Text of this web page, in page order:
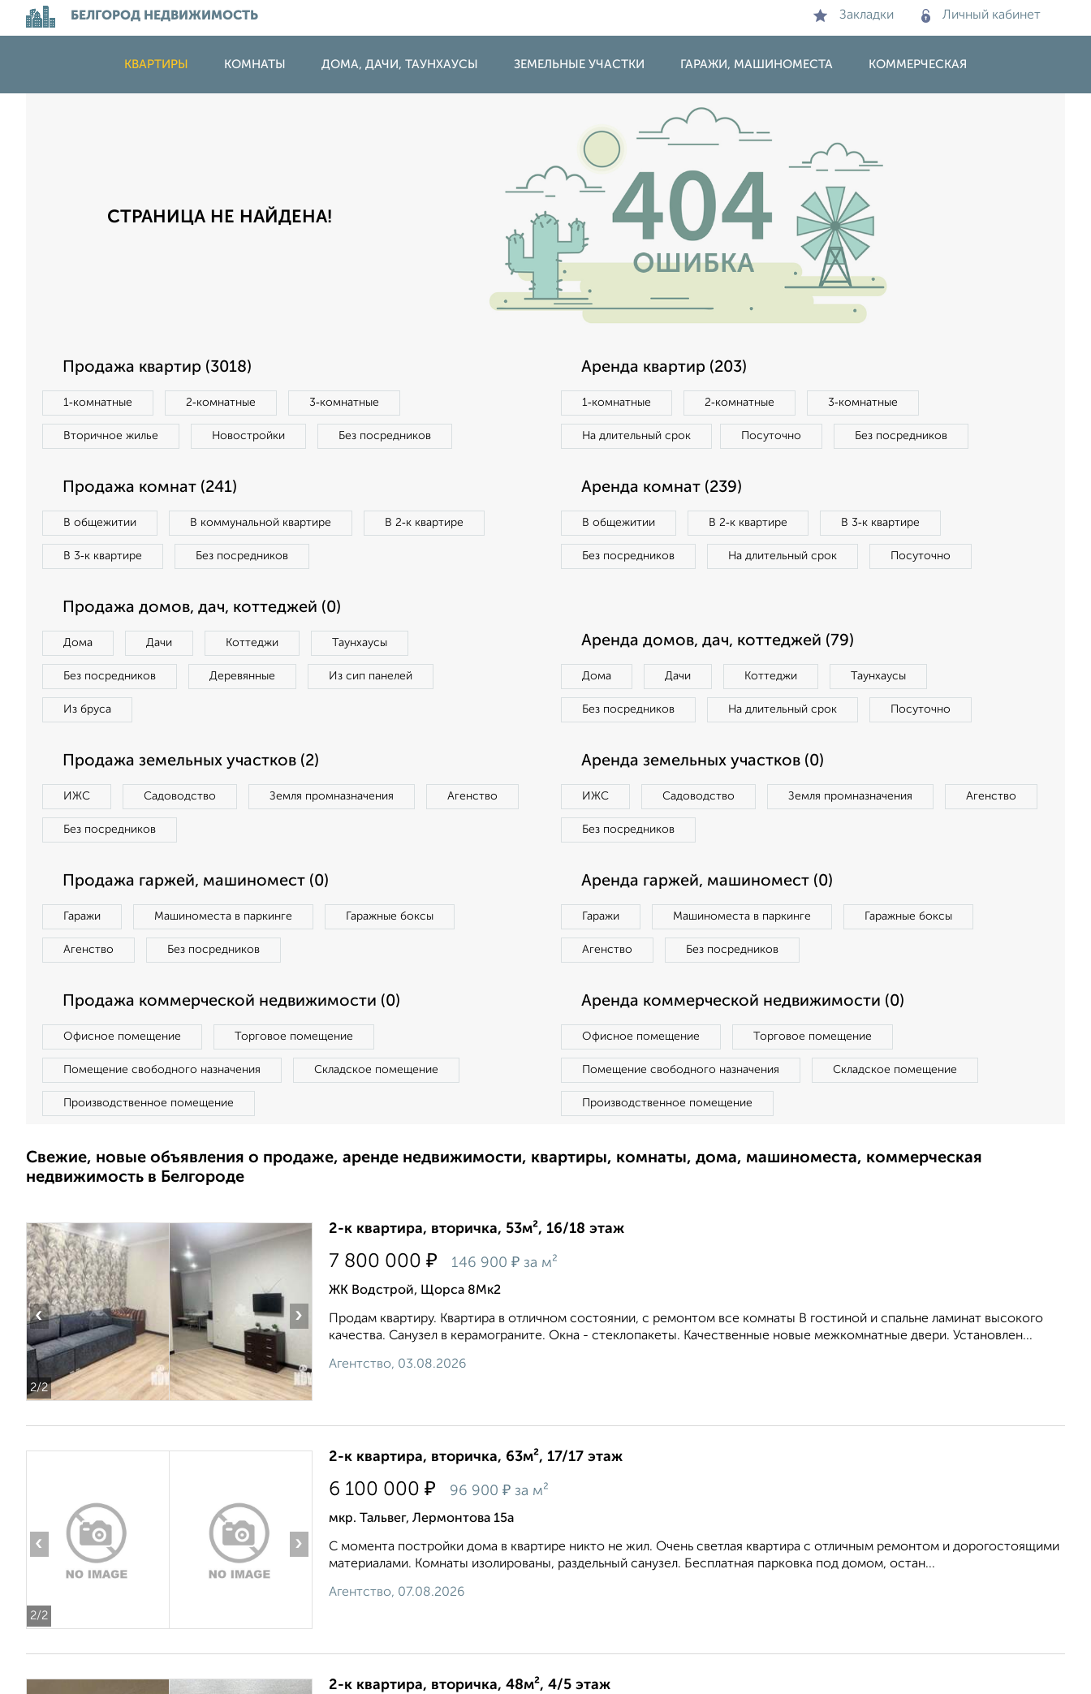
БЕЛГОРОД НЕДВИЖИМОСТЬ Закладки Личный кабинет
КВАРТИРЫ КОМНАТЫ ДОМА, ДАЧИ, ТАУНХАУСЫ ЗЕМЕЛЬНЫЕ УЧАСТКИ ГАРАЖИ, МАШИНОМЕСТА КОММЕРЧЕСКАЯ
СТРАНИЦА НЕ НАЙДЕНА!
Продажа квартир (3018)
1‑комнатные 2‑комнатные 3‑комнатные
Вторичное жилье Новостройки Без посредников
Аренда квартир (203)
1‑комнатные 2‑комнатные 3‑комнатные
На длительный срок Посуточно Без посредников
Продажа комнат (241)
В общежитии В коммунальной квартире В 2‑к квартире
В 3‑к квартире Без посредников
Аренда комнат (239)
В общежитии В 2‑к квартире В 3‑к квартире
Без посредников На длительный срок Посуточно
Продажа домов, дач, коттеджей (0)
Дома Дачи Коттеджи Таунхаусы
Без посредников Деревянные Из сип панелей
Из бруса
Аренда домов, дач, коттеджей (79)
Дома Дачи Коттеджи Таунхаусы
Без посредников На длительный срок Посуточно
Продажа земельных участков (2)
ИЖС Садоводство Земля промназначения Агенство
Без посредников
Аренда земельных участков (0)
ИЖС Садоводство Земля промназначения Агенство
Без посредников
Продажа гаржей, машиномест (0)
Гаражи Машиноместа в паркинге Гаражные боксы
Агенство Без посредников
Аренда гаржей, машиномест (0)
Гаражи Машиноместа в паркинге Гаражные боксы
Агенство Без посредников
Продажа коммерческой недвижимости (0)
Офисное помещение Торговое помещение
Помещение свободного назначения Складское помещение
Производственное помещение
Аренда коммерческой недвижимости (0)
Офисное помещение Торговое помещение
Помещение свободного назначения Складское помещение
Производственное помещение
Свежие, новые объявления о продаже, аренде недвижимости, квартиры, комнаты, дома, машиноместа, коммерческая
недвижимость в Белгороде
2/2
‹ ›
2-к квартира, вторичка, 53м², 16/18 этаж
7 800 000 ₽ 146 900 ₽ за м²
ЖК Водстрой, Щорса 8Мк2
Продам квартиру. Квартира в отличном состоянии, с ремонтом все комнаты В гостиной и спальне ламинат высокого
качества. Санузел в керамограните. Окна - стеклопакеты. Качественные новые межкомнатные двери. Установлен...
Агентство, 03.08.2026
2/2
‹ ›
2-к квартира, вторичка, 63м², 17/17 этаж
6 100 000 ₽ 96 900 ₽ за м²
мкр. Тальвег, Лермонтова 15а
С момента постройки дома в квартире никто не жил. Очень светлая квартира с отличным ремонтом и дорогостоящими
материалами. Комнаты изолированы, раздельный санузел. Бесплатная парковка под домом, остан...
Агентство, 07.08.2026
2-к квартира, вторичка, 48м², 4/5 этаж